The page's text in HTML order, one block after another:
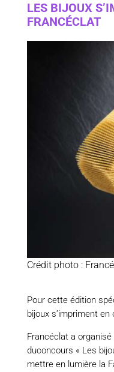
LES BIJOUX
FRANCÉCLAT
Crédit photo :
Pour cette édition
bijoux s’impriment en
Francéclat a
duconcours « Les
mettre en lumière la